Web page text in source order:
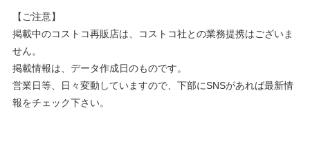
【ご注意】
掲載中のコストコ再販店は、コストコ社との業務提携はございま
せん。
掲載情報は、データ作成日のものです。
営業日等、日々変動していますので、下部にSNSがあれば最新情
報をチェック下さい。